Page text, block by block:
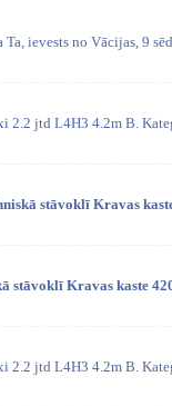
ievests no Vācijas, 9
2.2 jtd L4H3 4.2m B.
stāvoklī Kravas
stāvoklī Kravas kaste
2.2 jtd L4H3 4.2m B.